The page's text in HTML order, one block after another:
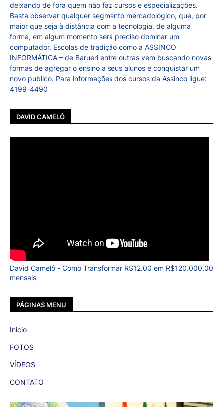
deixando de fora quem não faz cursos e especializações.
Basta observar qualquer segmento mercadológico, que, por
maior que seja à distância com a tecnologia, de alguma
forma, em algum momento será preciso dominar um
computador. Escolas de tradição como a ASSINCO
INFORMÁTICA – de Barueri entre outras vem buscando novas
formas de agregar o ensino a seus alunos e conquistar um
novo publico. Para informações dos cursos da Assinco ligue:
4199-4490
DAVID CAMELÔ
David Camelô - Como Transformar R$12.00 em R$120.000,00
mensais
PÁGINAS MENU
Inicio
FOTOS
VÍDEOS
CONTATO